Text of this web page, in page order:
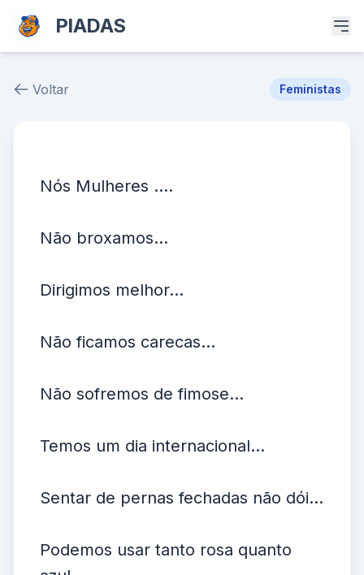
PIADAS
Voltar Feministas
Nós Mulheres ....
Não broxamos...
Dirigimos melhor...
Não ficamos carecas...
Não sofremos de fimose...
Temos um dia internacional...
Sentar de pernas fechadas não dói...
Podemos usar tanto rosa quanto